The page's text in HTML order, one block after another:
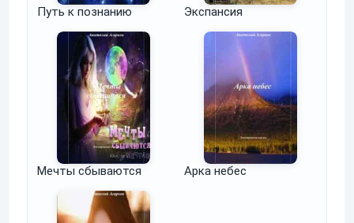
Путь к познанию Экспансия
Мечты сбываются Арка небес